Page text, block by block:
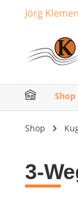
Zur
Jörg
Shop
Shop
3-